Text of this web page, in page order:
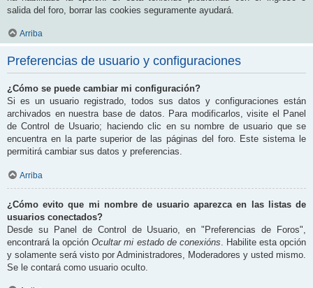
salida del foro, borrar las cookies seguramente ayudará.
Arriba
Preferencias de usuario y configuraciones
¿Cómo se puede cambiar mi configuración?
Si es un usuario registrado, todos sus datos y configuraciones están
archivados en nuestra base de datos. Para modificarlos, visite el Panel
de Control de Usuario; haciendo clic en su nombre de usuario que se
encuentra en la parte superior de las páginas del foro. Este sistema le
permitirá cambiar sus datos y preferencias.
Arriba
¿Cómo evito que mi nombre de usuario aparezca en las listas de
usuarios conectados?
Desde su Panel de Control de Usuario, en "Preferencias de Foros",
encontrará la opciónOcultar mi estado de conexións . Habilite esta opción
y solamente será visto por Administradores, Moderadores y usted mismo.
Se le contará como usuario oculto.